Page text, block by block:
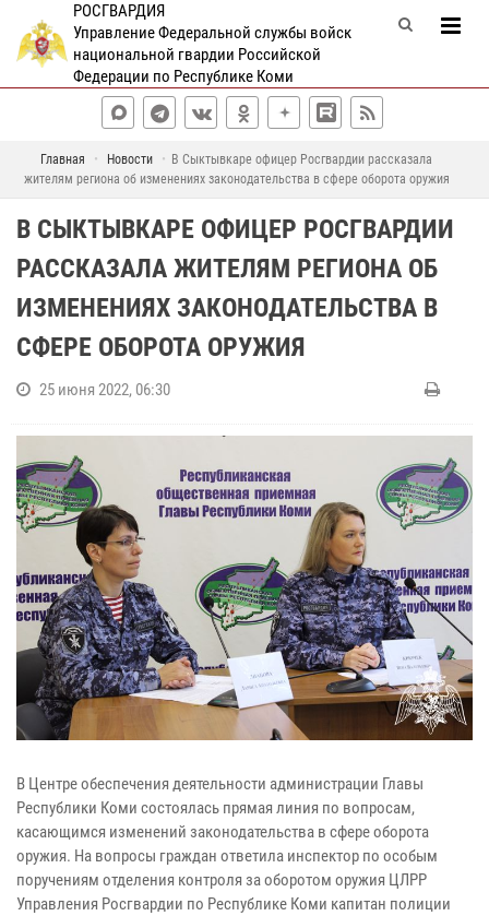
РОСГВАРДИЯ
Управление Федеральной службы войск
национальной гвардии Российской
Федерации по Республике Коми
Главная Новости
В Сыктывкаре офицер Росгвардии рассказала
жителям региона об изменениях законодательства в сфере оборота оружия
В СЫКТЫВКАРЕ ОФИЦЕР РОСГВАРДИИ
РАССКАЗАЛА ЖИТЕЛЯМ РЕГИОНА ОБ
ИЗМЕНЕНИЯХ ЗАКОНОДАТЕЛЬСТВА В
СФЕРЕ ОБОРОТА ОРУЖИЯ
25 июня 2022, 06:30
В Центре обеспечения деятельности администрации Главы
Республики Коми состоялась прямая линия по вопросам,
касающимся изменений законодательства в сфере оборота
оружия. На вопросы граждан ответила инспектор по особым
поручениям отделения контроля за оборотом оружия ЦЛРР
Управления Росгвардии по Республике Коми капитан полиции